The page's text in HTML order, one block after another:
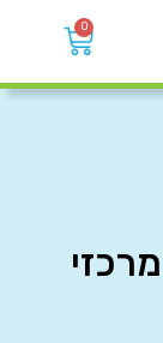
0
ומרכזי